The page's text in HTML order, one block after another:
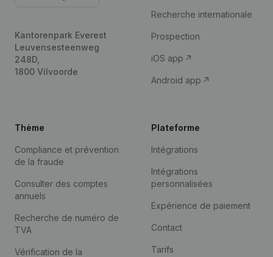
Kantorenpark Everest
Leuvensesteenweg
248D,
1800 Vilvoorde
Recherche internationale
Prospection
iOS app
Android app
Thème
Compliance et prévention
de la fraude
Consulter des comptes
annuels
Recherche de numéro de
TVA
Vérification de la
Plateforme
Intégrations
Intégrations
personnalisées
Expérience de paiement
Contact
Tarifs